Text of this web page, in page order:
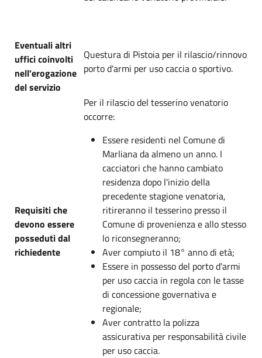
Eventuali altri
uffici coinvolti
nell'erogazione
del servizio
Questura di Pistoia per il rilascio/rinnovo
porto d'armi per uso caccia o sportivo.
Requisiti che
devono essere
posseduti dal
richiedente
Per il rilascio del tesserino venatorio
occorre:
Essere residenti nel Comune di
Marliana da almeno un anno. I
cacciatori che hanno cambiato
residenza dopo l'inizio della
precedente stagione venatoria,
ritireranno il tesserino presso il
Comune di provenienza e allo stesso
lo riconsegneranno;
Aver compiuto il 18° anno di età;
Essere in possesso del porto d'armi
per uso caccia in regola con le tasse
di concessione governativa e
regionale;
Aver contratto la polizza
assicurativa per responsabilità civile
per uso caccia.